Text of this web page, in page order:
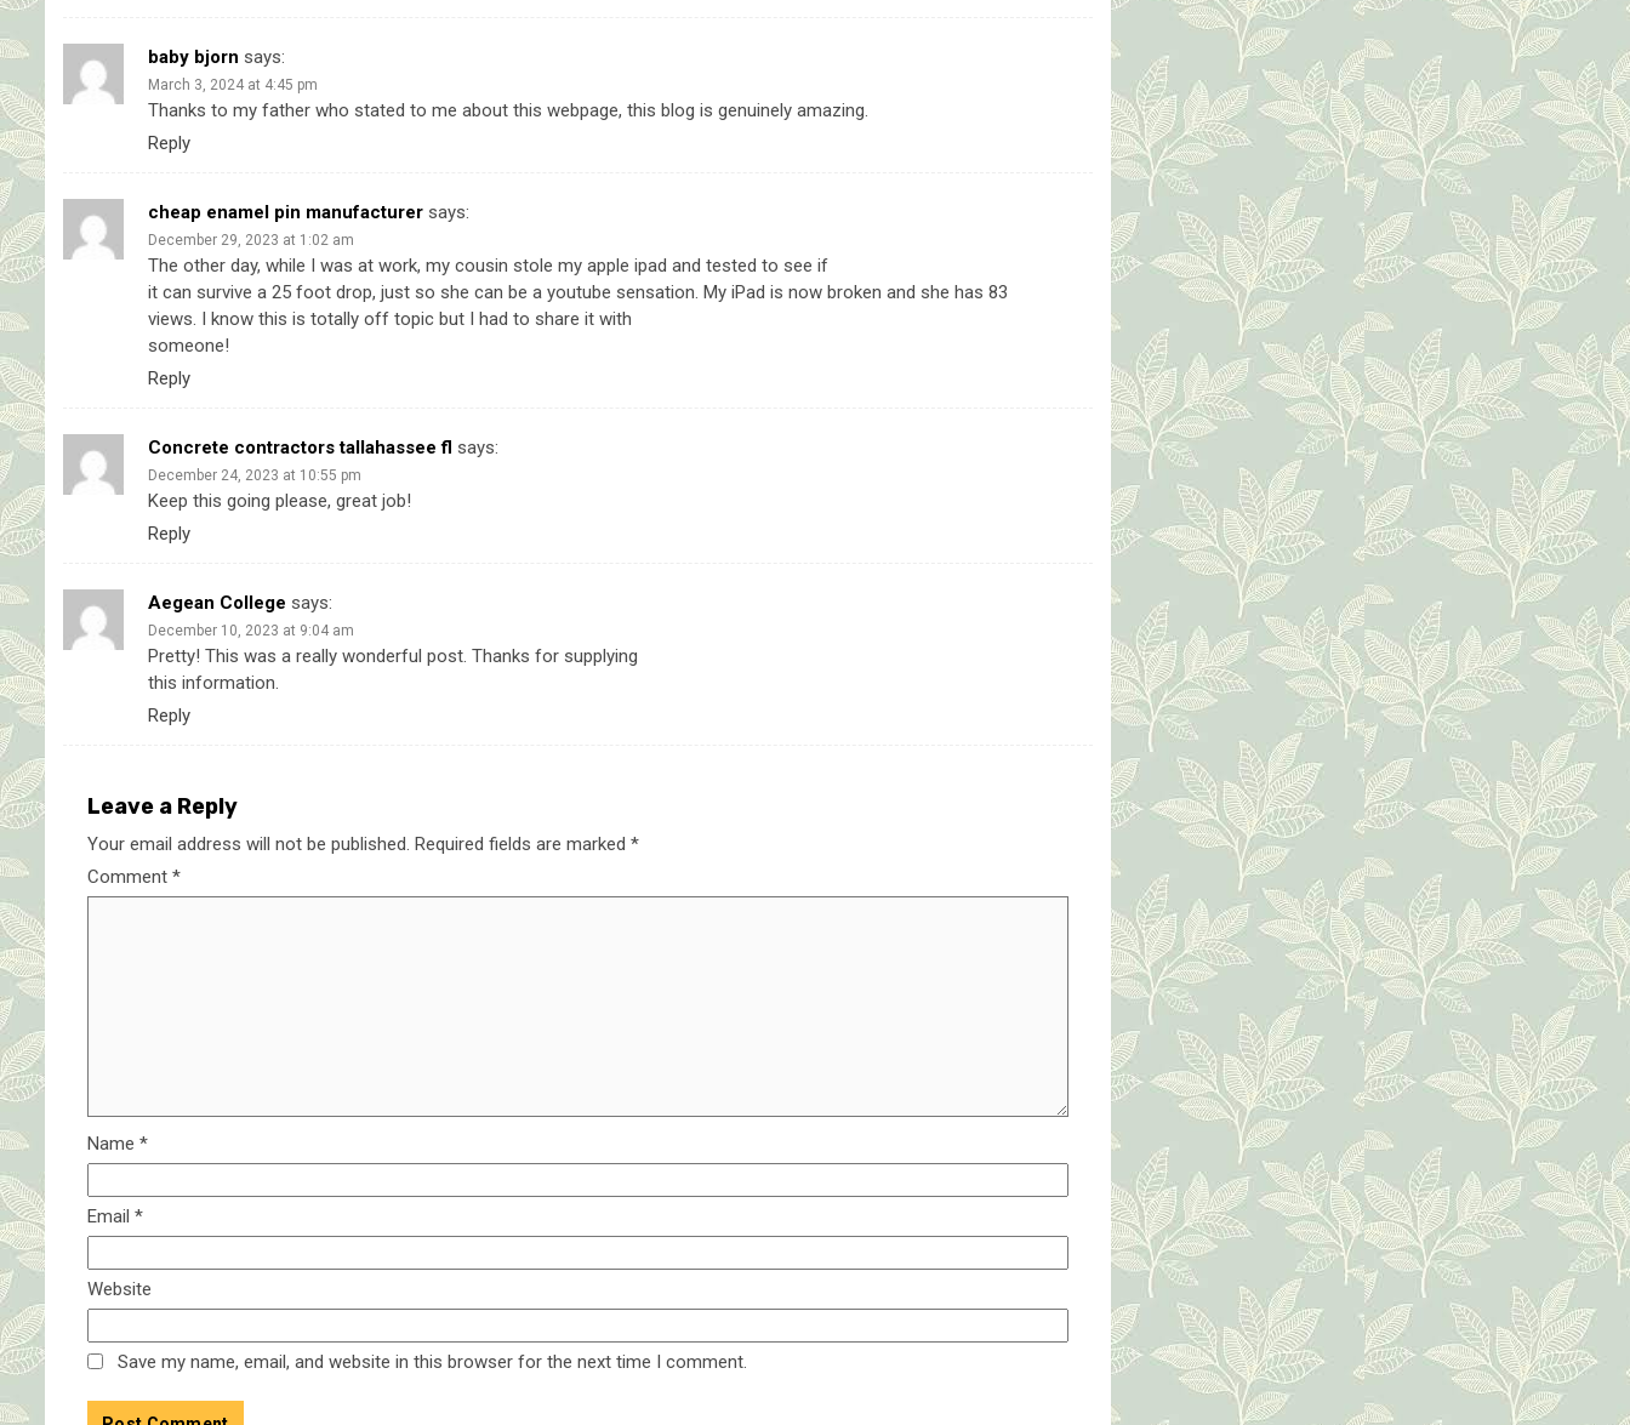
baby bjorn says:
March 3, 2024 at 4:45 pm
Thanks to my father who stated to me about this webpage, this blog is genuinely amazing.
Reply
cheap enamel pin manufacturer says:
December 29, 2023 at 1:02 am
The other day, while I was at work, my cousin stole my apple ipad and tested to see if
it can survive a 25 foot drop, just so she can be a youtube sensation. My iPad is now broken and she has 83
views. I know this is totally off topic but I had to share it with
someone!
Reply
Concrete contractors tallahassee fl says:
December 24, 2023 at 10:55 pm
Keep this going please, great job!
Reply
Aegean College says:
December 10, 2023 at 9:04 am
Pretty! This was a really wonderful post. Thanks for supplying
this information.
Reply
Leave a Reply
Your email address will not be published. Required fields are marked *
Comment *
Name *
Email *
Website
Save my name, email, and website in this browser for the next time I comment.